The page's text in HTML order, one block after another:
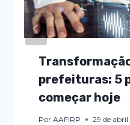
prefeituras: 5
começar hoje
Por AAFIRP 29 de abril